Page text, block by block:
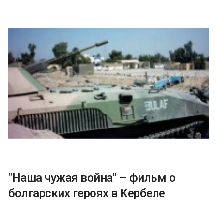
"Наша чужая война" – фильм о
болгарских героях в Кербеле